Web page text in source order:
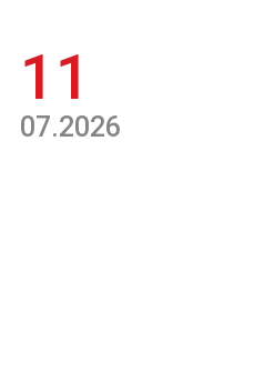
11
07.2026